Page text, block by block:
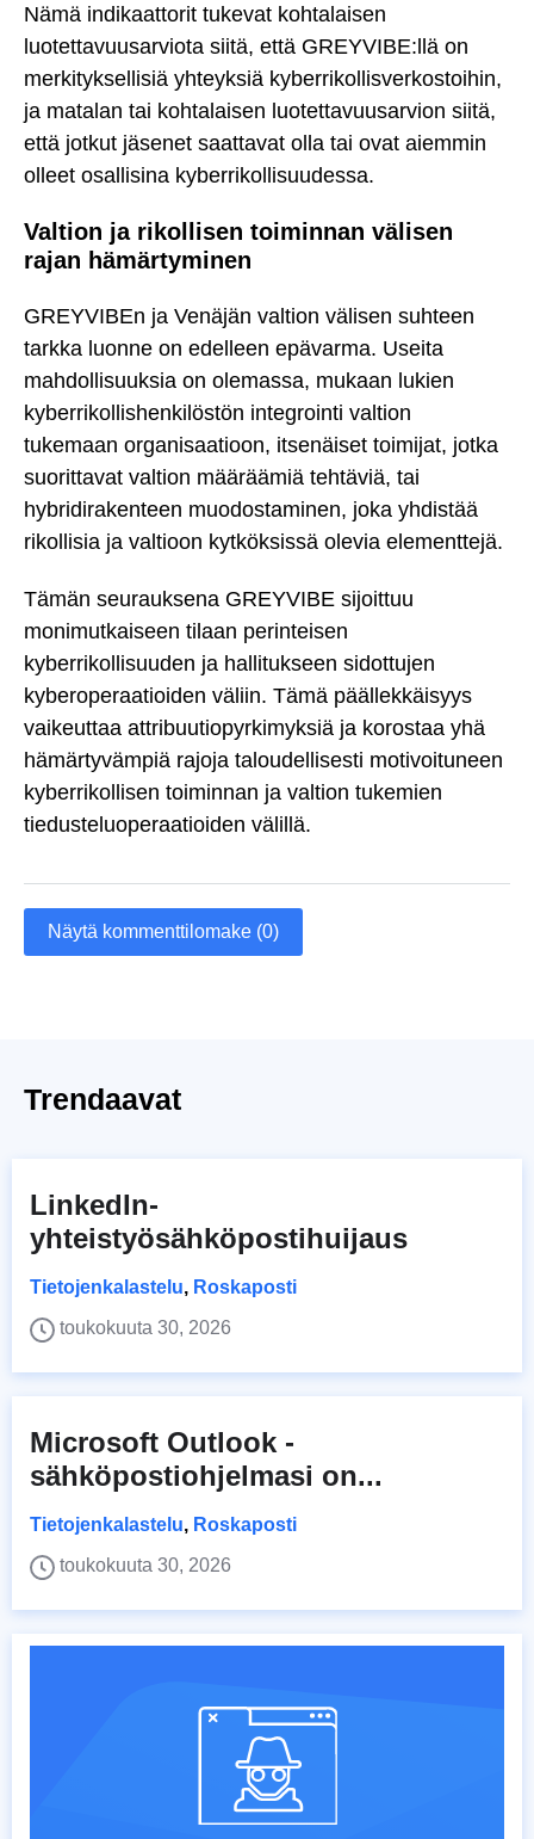
Nämä indikaattorit tukevat kohtalaisen
luotettavuusarviota siitä, että GREYVIBE:llä on
merkityksellisiä yhteyksiä kyberrikollisverkostoihin,
ja matalan tai kohtalaisen luotettavuusarvion siitä,
että jotkut jäsenet saattavat olla tai ovat aiemmin
olleet osallisina kyberrikollisuudessa.
Valtion ja rikollisen toiminnan välisen
rajan hämärtyminen
GREYVIBEn ja Venäjän valtion välisen suhteen
tarkka luonne on edelleen epävarma. Useita
mahdollisuuksia on olemassa, mukaan lukien
kyberrikollishenkilöstön integrointi valtion
tukemaan organisaatioon, itsenäiset toimijat, jotka
suorittavat valtion määräämiä tehtäviä, tai
hybridirakenteen muodostaminen, joka yhdistää
rikollisia ja valtioon kytköksissä olevia elementtejä.
Tämän seurauksena GREYVIBE sijoittuu
monimutkaiseen tilaan perinteisen
kyberrikollisuuden ja hallitukseen sidottujen
kyberoperaatioiden väliin. Tämä päällekkäisyys
vaikeuttaa attribuutiopyrkimyksiä ja korostaa yhä
hämärtyvämpiä rajoja taloudellisesti motivoituneen
kyberrikollisen toiminnan ja valtion tukemien
tiedusteluoperaatioiden välillä.
Näytä kommenttilomake (0)
Trendaavat
LinkedIn-
yhteistyösähköpostihuijaus
Tietojenkalastelu, Roskaposti
toukokuuta 30, 2026
Microsoft Outlook -
sähköpostiohjelmasi on...
Tietojenkalastelu, Roskaposti
toukokuuta 30, 2026